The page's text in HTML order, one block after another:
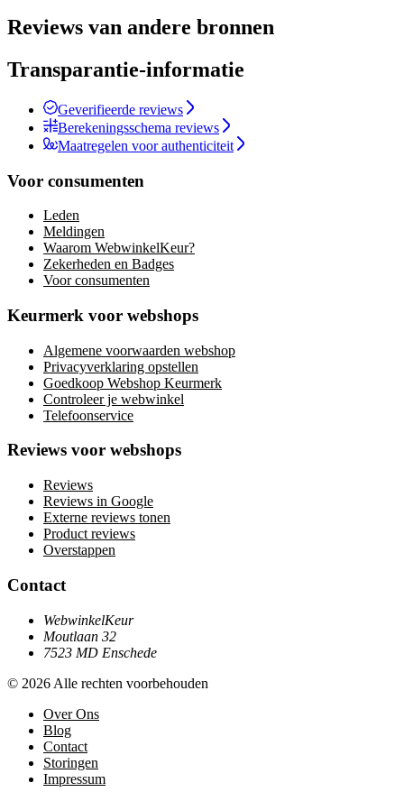
Reviews van andere bronnen
Transparantie-informatie
Geverifieerde reviews
Berekeningsschema reviews
Maatregelen voor authenticiteit
Voor consumenten
Leden
Meldingen
Waarom WebwinkelKeur?
Zekerheden en Badges
Voor consumenten
Keurmerk voor webshops
Algemene voorwaarden webshop
Privacyverklaring opstellen
Goedkoop Webshop Keurmerk
Controleer je webwinkel
Telefoonservice
Reviews voor webshops
Reviews
Reviews in Google
Externe reviews tonen
Product reviews
Overstappen
Contact
WebwinkelKeur
Moutlaan 32
7523 MD Enschede
© 2026 Alle rechten voorbehouden
Over Ons
Blog
Contact
Storingen
Impressum